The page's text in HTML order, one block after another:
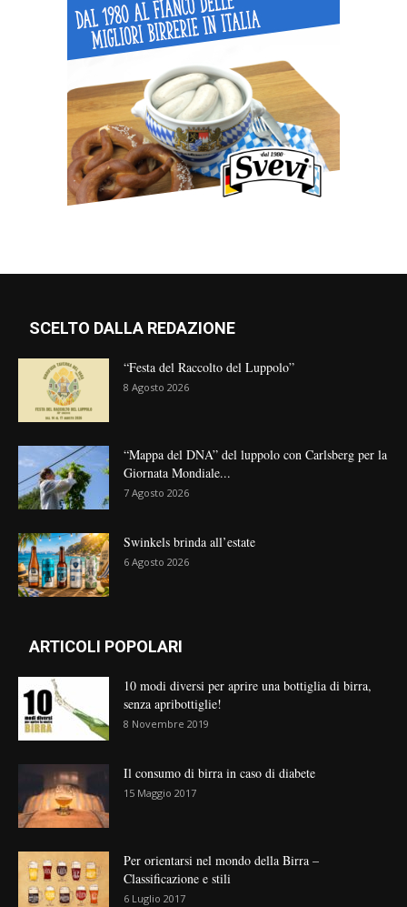
SCELTO DALLA REDAZIONE
“Festa del Raccolto del Luppolo”
8 Agosto 2026
“Mappa del DNA” del luppolo con Carlsberg per la
Giornata Mondiale...
7 Agosto 2026
Swinkels brinda all’estate
6 Agosto 2026
ARTICOLI POPOLARI
10 modi diversi per aprire una bottiglia di birra,
senza apribottiglie!
8 Novembre 2019
Il consumo di birra in caso di diabete
15 Maggio 2017
Per orientarsi nel mondo della Birra –
Classificazione e stili
6 Luglio 2017